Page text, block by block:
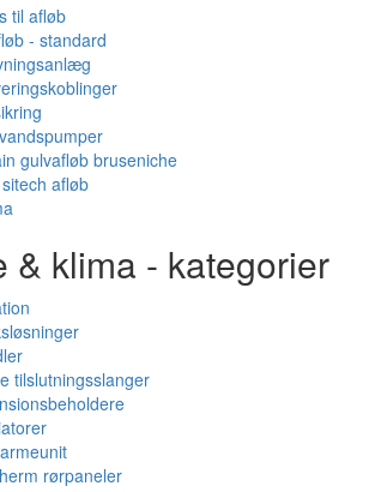
til afløb
- standard
gulvafløb bruseniche
afløb
& klima - kategorier
tilslutningsslanger
rørpaneler